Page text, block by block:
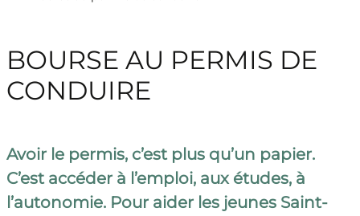
BOURSE AU PERMIS DE
CONDUIRE
Avoir le permis, c’est plus qu’un papier.
C’est accéder à l’emploi, aux études, à
l’autonomie. Pour aider les jeunes Saint-